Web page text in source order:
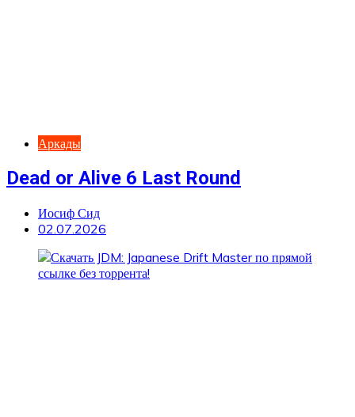
Аркады
Dead or Alive 6 Last Round
Иосиф Сид
02.07.2026